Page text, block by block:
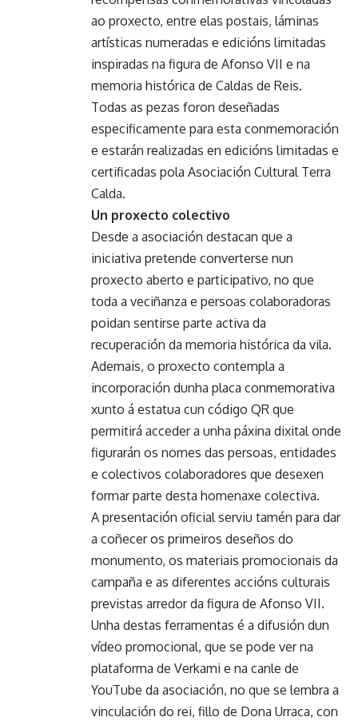
ao proxecto, entre elas postais, láminas
artísticas numeradas e edicións limitadas
inspiradas na figura de Afonso VII e na
memoria histórica de Caldas de Reis.
Todas as pezas foron deseñadas
especificamente para esta conmemoración
e estarán realizadas en edicións limitadas e
certificadas pola Asociación Cultural Terra
Calda.
Un proxecto colectivo
Desde a asociación destacan que a
iniciativa pretende converterse nun
proxecto aberto e participativo, no que
toda a veciñanza e persoas colaboradoras
poidan sentirse parte activa da
recuperación da memoria histórica da vila.
Ademais, o proxecto contempla a
incorporación dunha placa conmemorativa
xunto á estatua cun código QR que
permitirá acceder a unha páxina dixital onde
figurarán os nomes das persoas, entidades
e colectivos colaboradores que desexen
formar parte desta homenaxe colectiva.
A presentación oficial serviu tamén para dar
a coñecer os primeiros deseños do
monumento, os materiais promocionais da
campaña e as diferentes accións culturais
previstas arredor da figura de Afonso VII.
Unha destas ferramentas é a difusión dun
vídeo promocional, que se pode ver na
plataforma de Verkami e na canle de
YouTube da asociación, no que se lembra a
vinculación do rei, fillo de Dona Urraca, con